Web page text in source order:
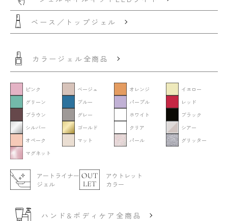
ベース／トップジェル
カラージェル全商品
ピンク ベージュ オレンジ
イエロー
グリーン
ブルー パープル
レッド
ブラウン
グレー ホワイト
ブラック
シルバー
ゴールド クリア
シアー
オペーク
マット パール
グリッター
マグネット
アートライナー
ジェル
アウトレット
カラー
ハンド&ボディケア全商品